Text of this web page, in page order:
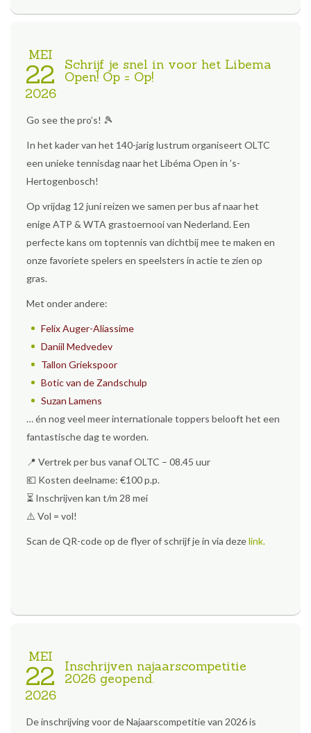
Schrijf je snel in voor het Libema
Open! Op = Op!
MEI
22
2026
Go see the pro’s! 🎾
In het kader van het 140-jarig lustrum organiseert OLTC
een unieke tennisdag naar het Libéma Open in ’s-
Hertogenbosch!
Op vrijdag 12 juni reizen we samen per bus af naar het
enige ATP & WTA grastoernooi van Nederland. Een
perfecte kans om top­tennis van dichtbij mee te maken en
onze favoriete spelers en speelsters in actie te zien op
gras.
Met onder andere:
Felix Auger-Aliassime
Daniil Medvedev
Tallon Griekspoor
Botic van de Zandschulp
Suzan Lamens
… én nog veel meer internationale toppers belooft het een
fantastische dag te worden.
📍 Vertrek per bus vanaf OLTC – 08.45 uur
💶 Kosten deelname: €100 p.p.
⏳ Inschrijven kan t/m 28 mei
⚠️ Vol = vol!
Scan de QR-code op de flyer of schrijf je in via dezelink.
Inschrijven najaarscompetitie
2026 geopend.
MEI
22
2026
De inschrijving voor de Najaarscompetitie van 2026 is